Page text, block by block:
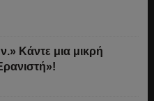
Κάντε μια μικρή